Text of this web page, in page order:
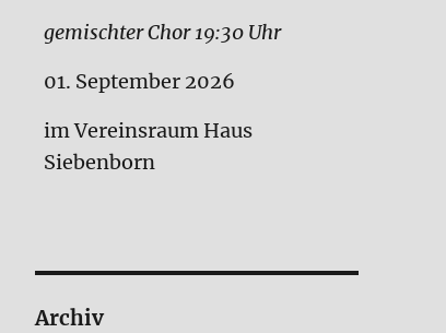
gemischter Chor 19:30 Uhr
01. September 2026
im Vereinsraum Haus
Siebenborn
Archiv